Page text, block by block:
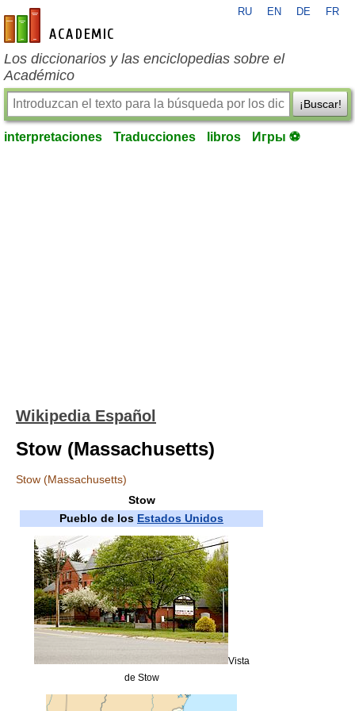
es-academic.com
RU EN DE FR
Los diccionarios y las enciclopedias sobre el
Académico
¡Buscar!
interpretaciones Traducciones libros Игры ⚽
Wikipedia Español
Stow (Massachusetts)
Stow (Massachusetts)
Stow
Pueblo de los Estados Unidos
Vista
de Stow